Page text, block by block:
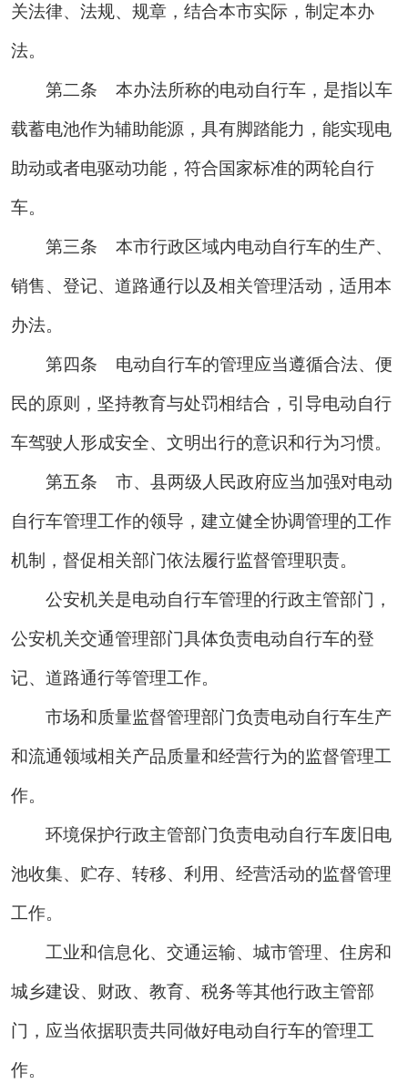
关法律、法规、规章，结合本市实际，制定本办
法。
第二条 本办法所称的电动自行车，是指以车
载蓄电池作为辅助能源，具有脚踏能力，能实现电
助动或者电驱动功能，符合国家标准的两轮自行
车。
第三条 本市行政区域内电动自行车的生产、
销售、登记、道路通行以及相关管理活动，适用本
办法。
第四条 电动自行车的管理应当遵循合法、便
民的原则，坚持教育与处罚相结合，引导电动自行
车驾驶人形成安全、文明出行的意识和行为习惯。
第五条 市、县两级人民政府应当加强对电动
自行车管理工作的领导，建立健全协调管理的工作
机制，督促相关部门依法履行监督管理职责。
公安机关是电动自行车管理的行政主管部门，
公安机关交通管理部门具体负责电动自行车的登
记、道路通行等管理工作。
市场和质量监督管理部门负责电动自行车生产
和流通领域相关产品质量和经营行为的监督管理工
作。
环境保护行政主管部门负责电动自行车废旧电
池收集、贮存、转移、利用、经营活动的监督管理
工作。
工业和信息化、交通运输、城市管理、住房和
城乡建设、财政、教育、税务等其他行政主管部
门，应当依据职责共同做好电动自行车的管理工
作。